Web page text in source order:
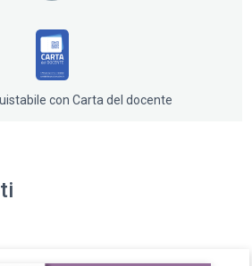
con Carta del docente